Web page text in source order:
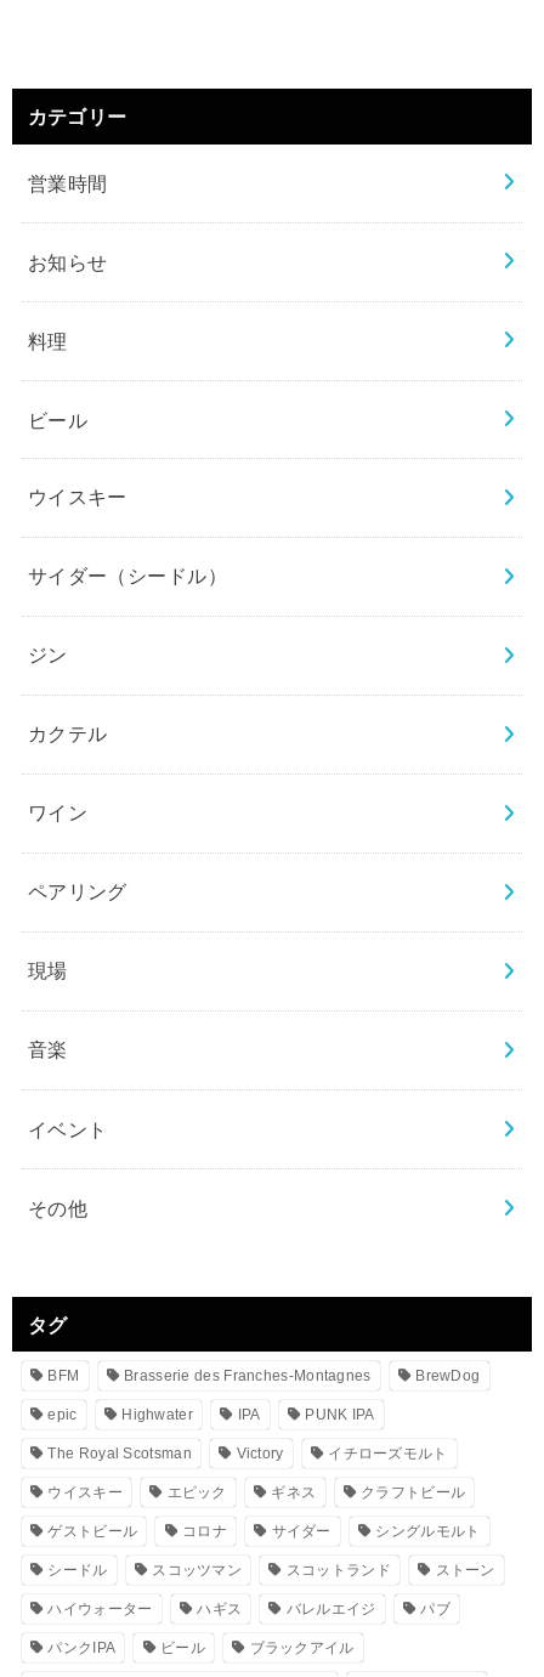
カテゴリー
営業時間
お知らせ
料理
ビール
ウイスキー
サイダー（シードル）
ジン
カクテル
ワイン
ペアリング
現場
音楽
イベント
その他
タグ
BFM Brasserie des Franches-Montagnes BrewDog
epic Highwater IPA PUNK IPA
The Royal Scotsman Victory イチローズモルト
ウイスキー エピック ギネス クラフトビール
ゲストビール コロナ サイダー シングルモルト
シードル スコッツマン スコットランド ストーン
ハイウォーター ハギス バレルエイジ パブ
パンクIPA ビール ブラックアイル